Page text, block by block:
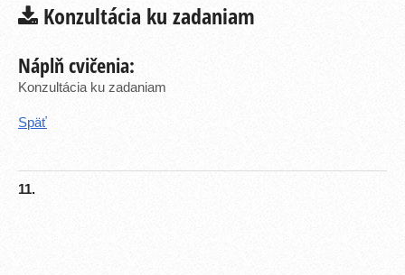
Konzultácia ku zadaniam
11.
Náplň cvičenia:
Konzultácia ku zadaniam
Späť